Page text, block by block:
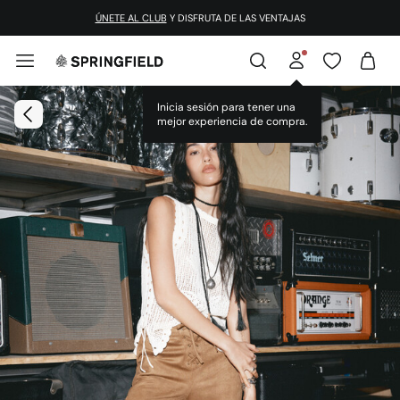
ÚNETE AL CLUB Y DISFRUTA DE LAS VENTAJAS
Inicia sesión para tener una
mejor experiencia de compra.